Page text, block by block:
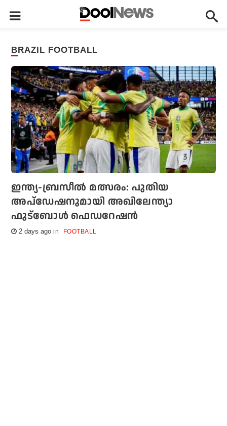
BRAZIL FOOTBALL
ഇന്ത്യ-ബ്രസീല്‍ മത്സരം: പുതിയ
അപ്‌ഡേഷനുമായി അഖിലേന്ത്യാ
ഫുട്ബോള്‍ ഫെഡറേഷന്‍
2 days ago FOOTBALL